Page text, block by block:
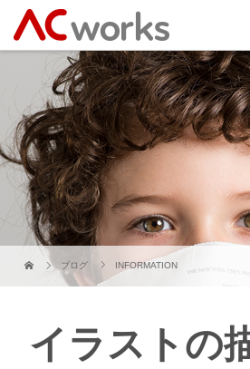
ブログ INFORMATION
イラストの